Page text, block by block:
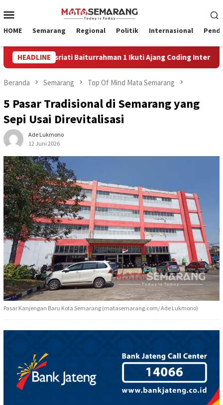
ke
Mobile
HOME Semarang Regional Politik Internasional
HEADLINE
Baiturrahman 1 Ikuti Ajang Coding Internasional
Beranda Semarang Top Of Mind Mata Semarang
5 Pasar Tradisional di Semarang yang
Sepi Usai Direvitalisasi
Ade Lukmono
12 Juni 2026
Pasar Kanjengan Baru Kota Semarang (matasemarang.com/ Ade Lukmono)